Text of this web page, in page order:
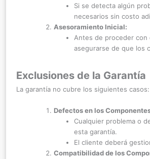
Si se detecta algún
necesarios sin costo
Asesoramiento Inicial:
Antes de proceder con
asegurarse de que los
Exclusiones de la Garantía
La garantía no cubre los siguientes casos:
Defectos en los
Cualquier problema o
esta garantía.
El cliente deberá
Compatibilidad de los